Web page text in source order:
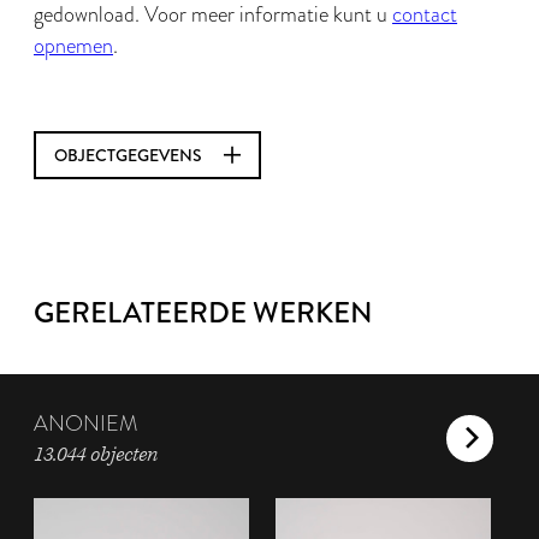
gedownload. Voor meer informatie kunt u contact
opnemen.
OBJECTGEGEVENS
GERELATEERDE WERKEN
ANONIEM
13.044 objecten